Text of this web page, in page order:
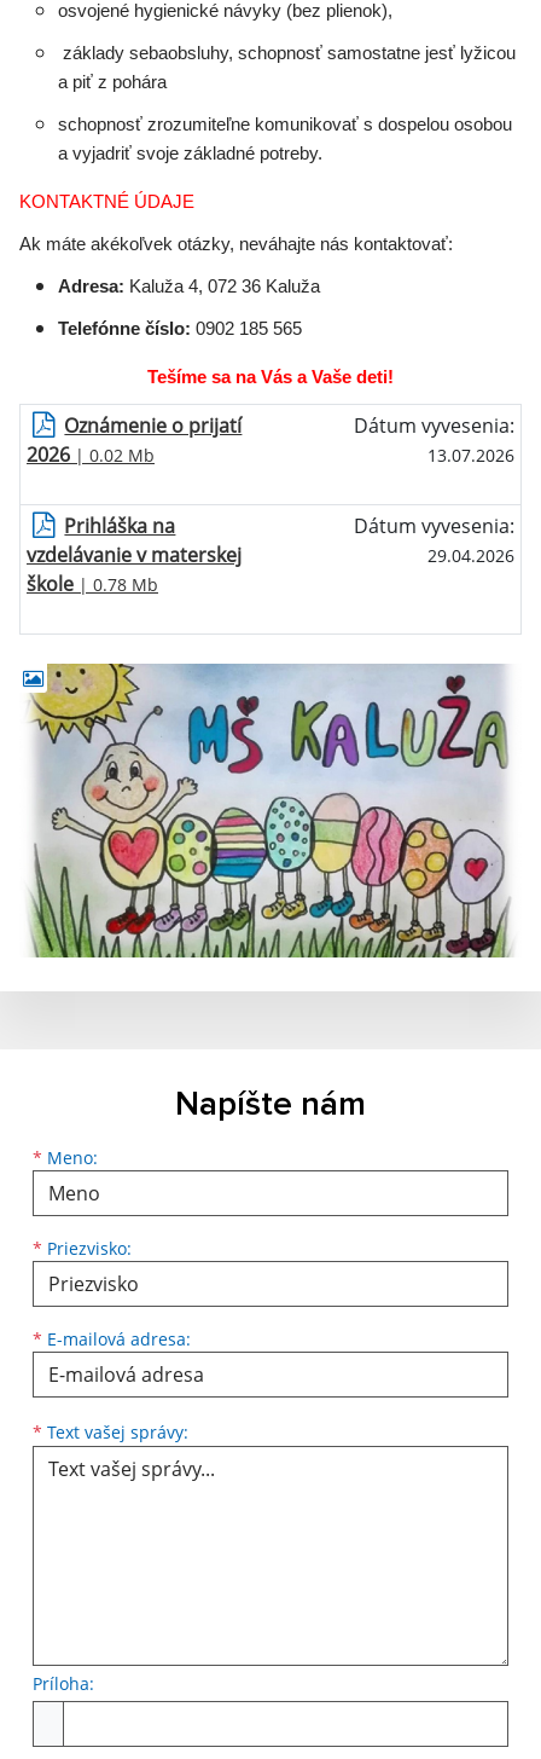
osvojené hygienické návyky (bez plienok),
základy sebaobsluhy, schopnosť samostatne jesť lyžicou
a piť z pohára
schopnosť zrozumiteľne komunikovať s dospelou osobou
a vyjadriť svoje základné potreby.
KONTAKTNÉ ÚDAJE
Ak máte akékoľvek otázky, neváhajte nás kontaktovať:
Adresa: Kaluža 4, 072 36 Kaluža
Telefónne číslo: 0902 185 565
Tešíme sa na Vás a Vaše deti!
Oznámenie o prijatí
2026 | 0.02 Mb
Dátum vyvesenia:
13.07.2026
Prihláška na
vzdelávanie v materskej
škole | 0.78 Mb
Dátum vyvesenia:
29.04.2026
Napíšte nám
* Meno:
Meno
* Priezvisko:
Priezvisko
* E-mailová adresa:
E-mailová adresa
* Text vašej správy:
Príloha: